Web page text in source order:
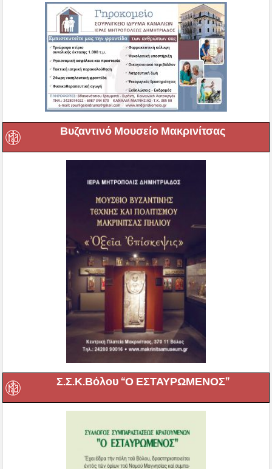
Βυζαντινό Μουσείο Μακρινίτσας
Σ.Σ.Κ.Βόλου “Ο ΕΣΤΑΥΡΩΜΕΝΟΣ”